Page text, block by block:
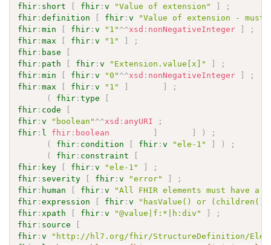
fhir : short fhir :v "Value of extension"
;
fhir :definition fhir :v
"Value of extension -
fhir :min fhir :v "1" ^^xsd : nonNegativeInteger
;
fhir :max fhir :v "1"
;
fhir : base
fhir : path fhir :v "Extension.value[x]"
;
fhir :min fhir :v "0" ^^xsd : nonNegativeInteger
;
fhir :max fhir :v "1"
;
(
fhir :type
fhir : code
fhir :v "boolean" ^^xsd : anyURI
;
fhir : l fhir : boolean )
;
(
fhir : condition fhir :v "ele-1" )
;
(
fhir : constraint
fhir : key fhir :v "ele-1"
;
fhir : severity fhir :v "error"
;
fhir : human fhir :v
"All FHIR elements must have a
fhir :expression fhir :v
"hasValue() or
fhir : xpath fhir :v "@value|f:*|h:div"
;
fhir : source
fhir :v
"http://hl7.org/fhir/StructureDefinition/